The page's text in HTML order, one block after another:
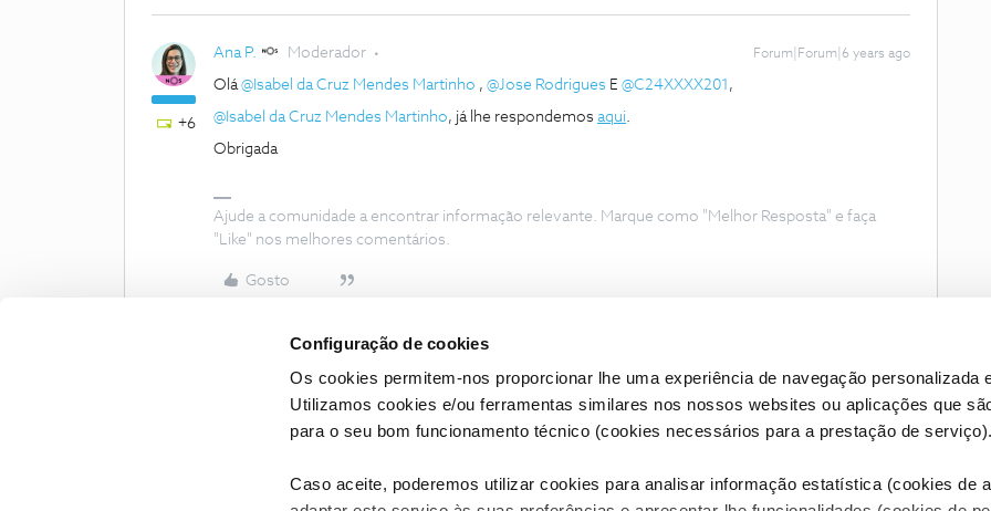
Configuração de cookies
Os cookies permitem-nos proporcionar lhe uma experiência de navegação personalizada
Utilizamos cookies e/ou ferramentas similares nos nossos websites ou aplicações que
para o seu bom funcionamento técnico (cookies necessários para a prestação de serviço).
Caso aceite, poderemos utilizar cookies para analisar informação estatística (cookies de
+6
Ana P. Moderador Forum|Forum|6 years ago
Olá@Isabel da Cruz Mendes Martinho , @Jose Rodrigues E @C24XXXX201 ,
@Isabel da Cruz Mendes Martinho, já lhe respondemos aqui.
Obrigada
Ajude a comunidade a encontrar informação relevante. Marque como "Melhor Resposta" e faça
"Like" nos melhores comentários.
Gosto